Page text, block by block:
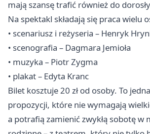
mają szansę trafić również do
Na spektakl składają się praca wielu
• scenariusz i reżyseria – Henryk
• scenografia – Dagmara Jemioła
• muzyka – Piotr Zygma
• plakat – Edyta Kranc
Bilet kosztuje 20 zł od osoby. To
propozycji, które nie wymagają
a potrafią zamienić zwykłą sobotę w